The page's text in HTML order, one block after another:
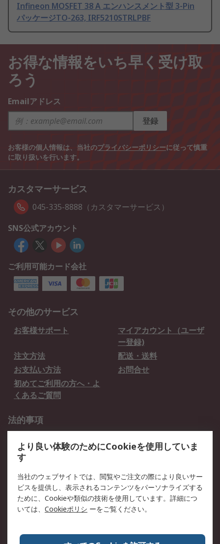
Infineon MOSFET 38 A エンハンスメント型 3-Pin
パッケージTO-263, IRF5210STRLPBF
お得な情報をいち早く受け取
ろう
Emailアドレス
登録
お客様の個人情報は、当社のプライバシーポリシーに従って慎重
に取り扱いを行います。
カスタマーサービス
045-335-8888（カスタマーサービス）
SNS公式アカウント
ご利用可能カード会社
その他のサービス
お客様サポート
マイアカウント（ユーザ
ー登録)
注文方法
配送・送料
お支払い方法
お問合せ
初めてご利用の方へ・よ
くあるご質問
法的事項
クッキーポリシー
RSについて
会社概要
採用情報
プレスリリース＆お知ら
コーポレートサイト
全世界のRS
RSの歴史
より良い体験のためにCookieを使用していま
す
当社のウェブサイトでは、閲覧やご注文の際により良いサー
ビスを提供し、表示されるコンテンツをパーソナライズする
ために、Cookieや類似の技術を使用しています。詳細につ
いては、 Cookieポリシ ーをご覧ください。